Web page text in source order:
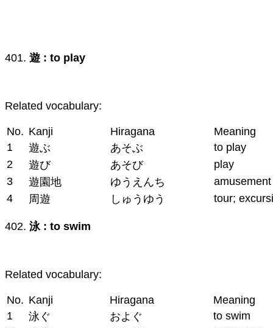
401. 遊 : to play
Related vocabulary:
No. Kanji Hiragana
Meaning
1
遊ぶ あそぶ
to play
2
遊び あそび
play
3
遊園地 ゆうえんち
4
周遊 しゅうゆう tour;
402. 泳 : to swim
Related vocabulary:
No. Kanji Hiragana
Meaning
1
泳ぐ およぐ
to swim